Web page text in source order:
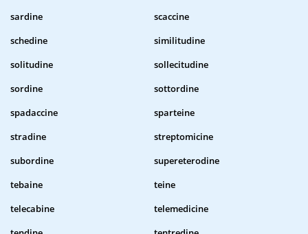
sardine
scaccine
schedine
similitudine
solitudine
sollecitudine
sordine
sottordine
spadaccine
sparteine
stradine
streptomicine
subordine
supereterodine
tebaine
teine
telecabine
telemedicine